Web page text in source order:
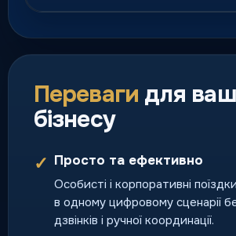
відправлень по місту.
доставка день у день
Перевезення тварин
Поїздки разом із улюбленцями
за зрозумілими правилами
Переваги для
бізнесу
✓ Просто та ефективно
Особисті і корпоративні
в одному цифровому сценарії
дзвінків і ручної координації.